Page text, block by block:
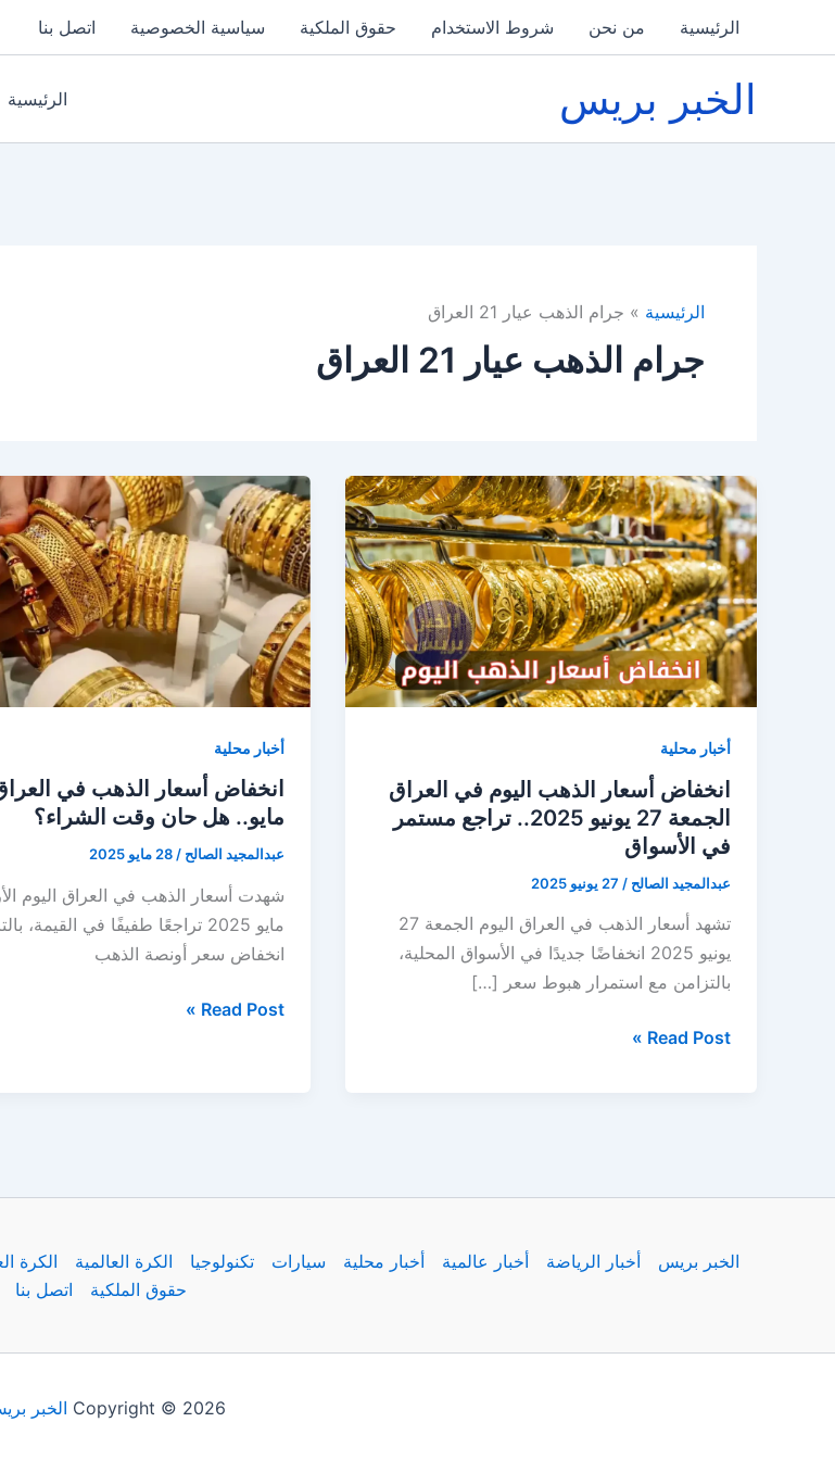
الرئيسية من نحن شروط الاستخدام حقوق الملكية سياسية الخصوصية اتصل بنا
الخبر بريس الرئيسية
الرئيسية جرام الذهب عيار 21 العراق
جرام الذهب عيار 21 العراق
أخبار محلية
انخفاض أسعار الذهب اليوم في العراق
الجمعة 27 يونيو 2025.. تراجع مستمر
في الأسواق
عبدالمجيد الصالح / 27 يونيو 2025
تشهد أسعار الذهب في العراق اليوم الجمعة 27
يونيو 2025 انخفاضًا جديدًا في الأسواق المحلية،
بالتزامن مع استمرار هبوط سعر […]
انخفاض
يونيو
مستمر
Read Post »
أخبار محلية
مايو.. هل حان وقت الشراء؟
عبدالمجيد الصالح /28 مايو 2025
مايو 2025 تراجعًا طفيفًا في القيمة،
انخفاض سعر أونصة الذهب
انخفاض
وقت
Read Post »
الخبر بريس أخبار الرياضة أخبار عالمية أخبار محلية سيارات تكنولوجيا الكرة العالمية الكرة
حقوق الملكية
اتصل بنا
Copyright © 2026 الخبر